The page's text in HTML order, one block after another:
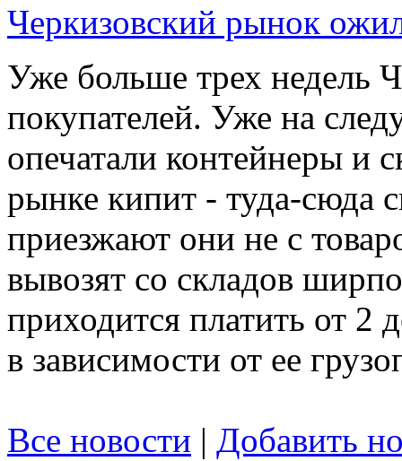
Черкизовский рынок
Уже больше трех недель
покупателей. Уже на
опечатали контейнеры и
рынке кипит - туда-сюда
приезжают они не с
вывозят со складов
приходится платить от 2
в зависимости от ее
Все новости | Добавить